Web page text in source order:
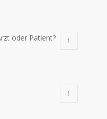
oder Patient?
1
1